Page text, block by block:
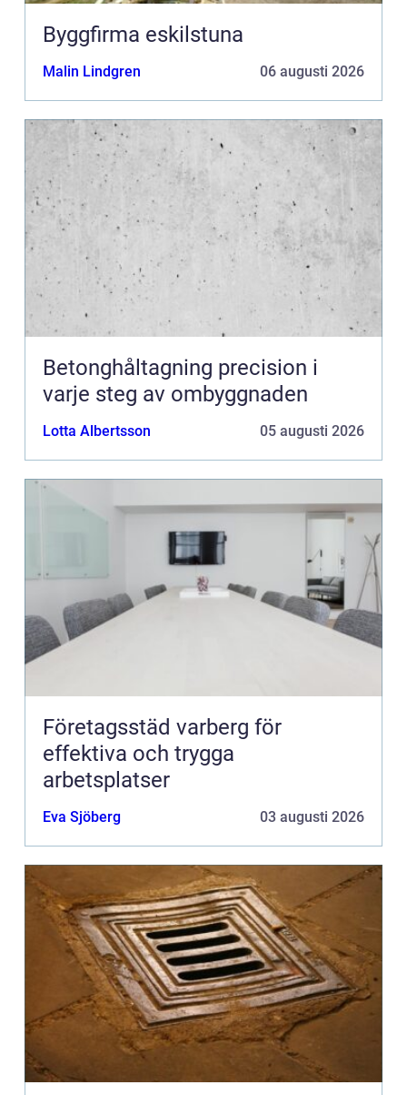
Byggfirma eskilstuna
Malin Lindgren 06 augusti 2026
Betonghåltagning precision i
varje steg av ombyggnaden
Lotta Albertsson 05 augusti 2026
Företagsstäd varberg för
effektiva och trygga
arbetsplatser
Eva Sjöberg 03 augusti 2026